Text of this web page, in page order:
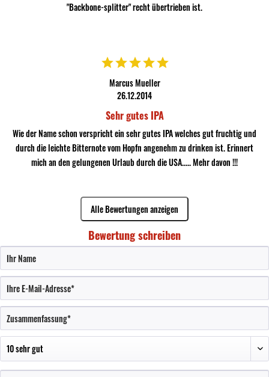
"Backbone-splitter" recht übertrieben ist.
Marcus Mueller
26.12.2014
Sehr gutes IPA
Wie der Name schon verspricht ein sehr gutes IPA welches gut fruchtig und
durch die leichte Bitternote vom Hopfn angenehm zu drinken ist. Erinnert
mich an den gelungenen Urlaub durch die USA..... Mehr davon !!!
Alle Bewertungen anzeigen
Bewertung schreiben